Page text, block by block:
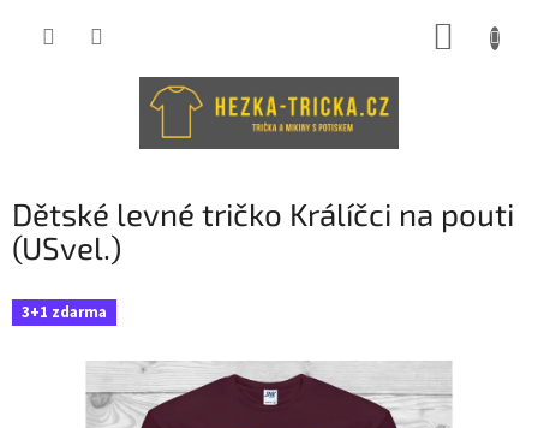
Dětské levné tričko Králíčci na pouti
(USvel.)
3+1 zdarma